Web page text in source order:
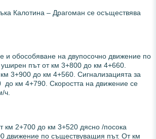
Калотина – Драгоман се осъществява
и обособяване на двупосочно движение по
път от км 3+800 до км 4+660.
3+900 до км 4+560. Сигнализацията за
км 4+790. Скоростта на движение се
ч.
км 2+700 до км 3+520 дясно /посока
движение по съществуващия път. От км